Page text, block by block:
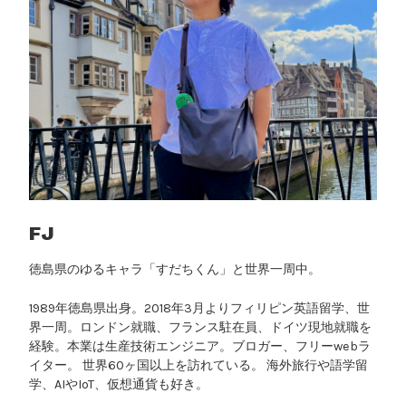
ン
ト
で
安
心
転
職
！
お
の
ー
ジ
ェ
ン
FJ
徳島県のゆるキャラ「すだちくん」と世界一周中。
1989年徳島県出身。2018年3月よりフィリピン英語留学、世
界一周。ロンドン就職、フランス駐在員、ドイツ現地就職を
経験。本業は生産技術エンジニア。ブロガー、フリーwebラ
イター。 世界60ヶ国以上を訪れている。 海外旅行や語学留
学、AIやIoT、仮想通貨も好き。